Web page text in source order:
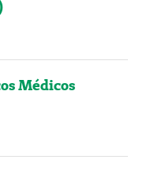
Médicos